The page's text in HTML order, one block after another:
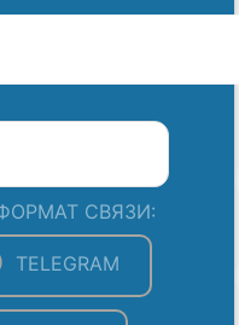
СВЯЗИ:
TELEGRAM